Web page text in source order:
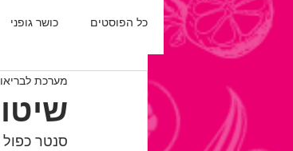
כל הפוסטים כושר גופני
רפואת שינייםמערכת
סנטר